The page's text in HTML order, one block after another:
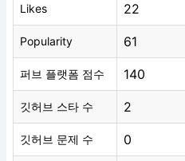
Likes 22
Popularity 61
퍼브 플랫폼 점수 140
깃허브 스타 수 2
깃허브 문제 수 0